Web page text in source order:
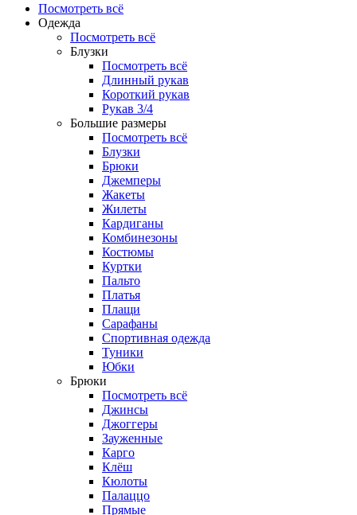
Посмотреть всё
Одежда
Посмотреть всё
Блузки
Посмотреть всё
Длинный рукав
Короткий рукав
Рукав 3/4
Большие размеры
Посмотреть всё
Блузки
Брюки
Джемперы
Жакеты
Жилеты
Кардиганы
Комбинезоны
Костюмы
Куртки
Пальто
Платья
Плащи
Сарафаны
Спортивная одежда
Туники
Юбки
Брюки
Посмотреть всё
Джинсы
Джоггеры
Зауженные
Карго
Клёш
Кюлоты
Палаццо
Прямые